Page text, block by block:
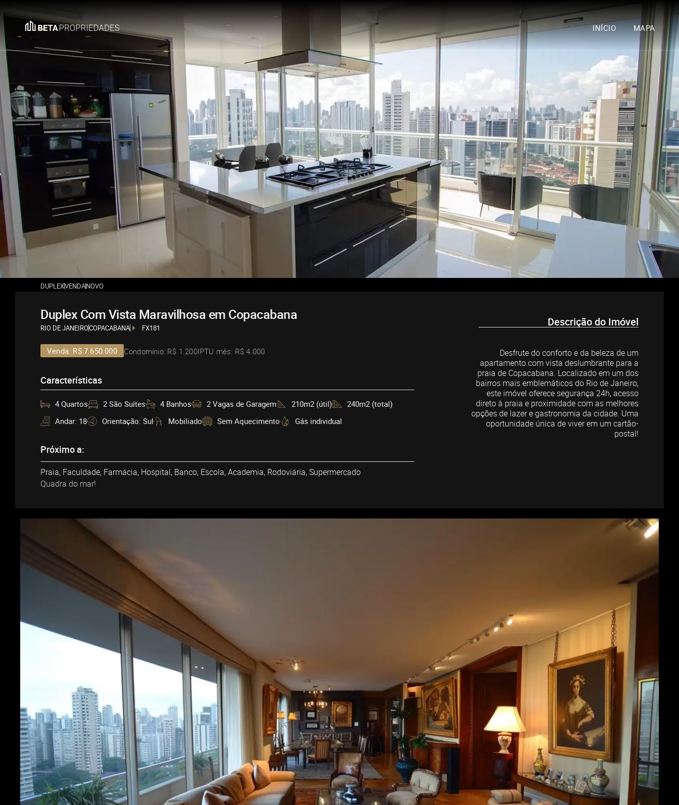
INÍCIO MAPA
DUPLEXVENDANOVO
Duplex Com Vista Maravilhosa em Copacabana
RIO DE JANEIROCOPACABANA FX181
Venda: R$ 7.650.000 Condomínio: R$ 1.200IPTU mês: R$ 4.000
Características
4 Quartos 2 São Suítes 4 Banhos 2 Vagas de Garagem 210m2 (útil)
240m2 (total)
Andar: 18
Orientação: Sul Mobiliado Sem Aquecimento Gás individual
Próximo a:
Praia, Faculdade, Farmácia, Hospital, Banco, Escola, Academia, Rodoviária, Supermercado
Quadra do mar!
Descrição do Imóvel
Desfrute do conforto e da beleza de um
apartamento com vista deslumbrante para a
praia de Copacabana. Localizado em um dos
bairros mais emblemáticos do Rio de Janeiro,
este imóvel oferece segurança 24h, acesso
direto à praia e proximidade com as melhores
opções de lazer e gastronomia da cidade. Uma
oportunidade única de viver em um cartão-
postal!